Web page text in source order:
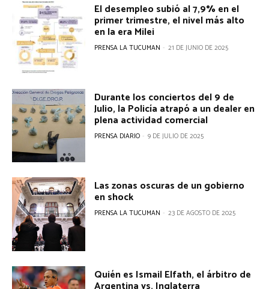
El desempleo subió al 7,9% en el
primer trimestre, el nivel más alto
en la era Milei
PRENSA LA TUCUMAN - 21 DE JUNIO DE 2025
Durante los conciertos del 9 de
Julio, la Policía atrapó a un dealer en
plena actividad comercial
PRENSA DIARIO - 9 DE JULIO DE 2025
Las zonas oscuras de un gobierno
en shock
PRENSA LA TUCUMAN - 23 DE AGOSTO DE 2025
Quién es Ismail Elfath, el árbitro de